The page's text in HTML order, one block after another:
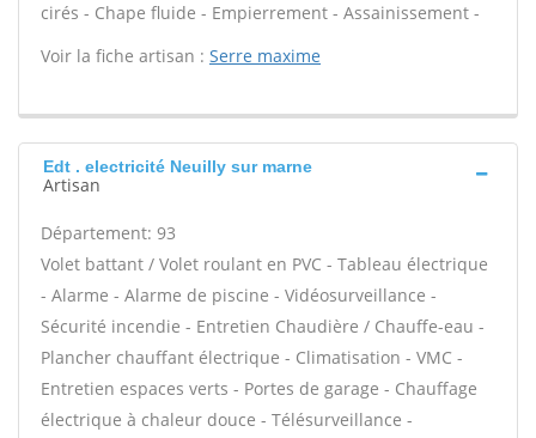
cirés - Chape fluide - Empierrement - Assainissement -
Voir la fiche artisan : Serre maxime
Edt . electricité Neuilly sur marne
Artisan
Département: 93
Volet battant / Volet roulant en PVC - Tableau électrique
- Alarme - Alarme de piscine - Vidéosurveillance -
Sécurité incendie - Entretien Chaudière / Chauffe-eau -
Plancher chauffant électrique - Climatisation - VMC -
Entretien espaces verts - Portes de garage - Chauffage
électrique à chaleur douce - Télésurveillance -